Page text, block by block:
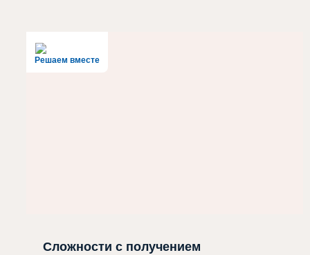
Решаем вместе
Сложности с получением